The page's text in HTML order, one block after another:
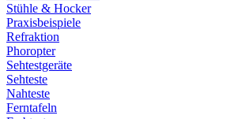
Stühle & Hocker
Praxisbeispiele
Refraktion
Phoropter
Sehtestgeräte
Sehteste
Nahteste
Ferntafeln